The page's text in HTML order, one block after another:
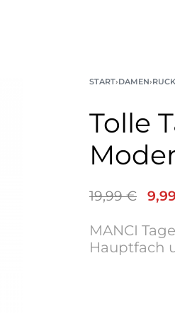
START›DAMEN›
Tolle
19,99€ 9,99
MANCI
Hauptfach